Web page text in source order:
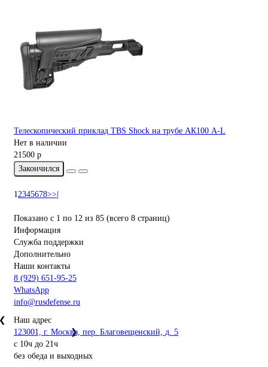
Телескопический приклад TBS Shock на трубе АК100 A-L
Нет в наличии
21500 р
Закончился
12345678>>|
Показано с 1 по 12 из 85 (всего 8 страниц)
Информация
Служба поддержки
Дополнительно
Наши контакты
8 (929) 651-95-25
WhatsApp
info@rusdefense.ru
Наш адрес
❯
123001, г. Москва, пер. Благовещенский, д. 5
с 10ч до 21ч
без обеда и выходных